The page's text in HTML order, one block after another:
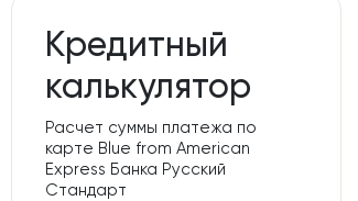
Кредитный
калькулятор
Расчет суммы платежа по
карте Blue from American
Express Банка Русский
Стандарт